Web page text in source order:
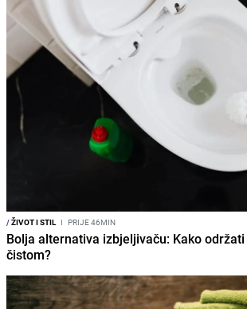
/ŽIVOT I STIL I PRIJE 46MIN
Bolja alternativa izbjeljivaču: Kako održati
čistom?